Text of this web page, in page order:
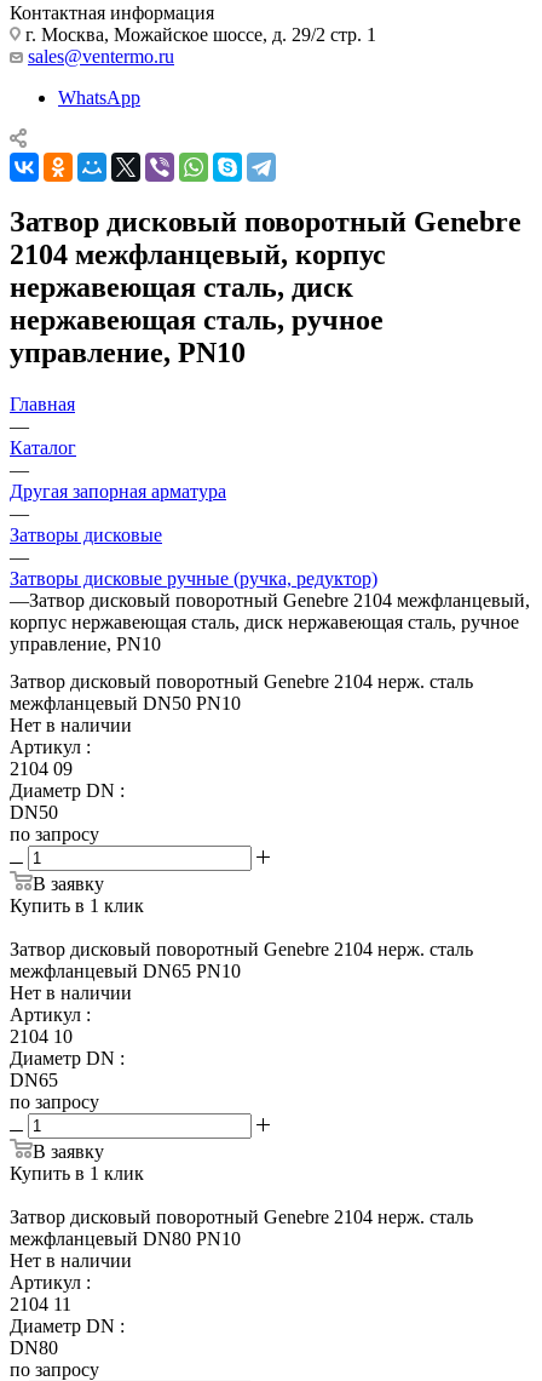
Контактная информация
г. Москва, Можайское шоссе, д. 29/2 стр. 1
sales@ventermo.ru
WhatsApp
Затвор дисковый поворотный Genebre
2104 межфланцевый, корпус
нержавеющая сталь, диск
нержавеющая сталь, ручное
управление, PN10
Главная
—
Каталог
—
Другая запорная арматура
—
Затворы дисковые
—
Затворы дисковые ручные (ручка, редуктор)
—Затвор дисковый поворотный Genebre 2104 межфланцевый,
корпус нержавеющая сталь, диск нержавеющая сталь, ручное
управление, PN10
Затвор дисковый поворотный Genebre 2104 нерж. сталь
межфланцевый DN50 PN10
Нет в наличии
Артикул :
2104 09
Диаметр DN :
DN50
по запросу
В заявку
Купить в 1 клик
Затвор дисковый поворотный Genebre 2104 нерж. сталь
межфланцевый DN65 PN10
Нет в наличии
Артикул :
2104 10
Диаметр DN :
DN65
по запросу
В заявку
Купить в 1 клик
Затвор дисковый поворотный Genebre 2104 нерж. сталь
межфланцевый DN80 PN10
Нет в наличии
Артикул :
2104 11
Диаметр DN :
DN80
по запросу